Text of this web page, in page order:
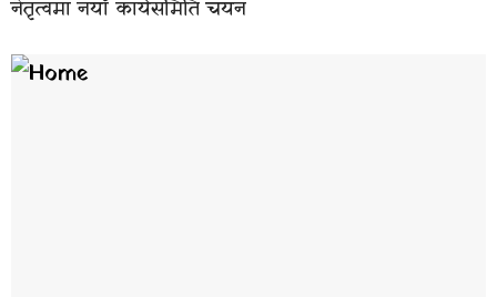
नेतृत्वमा नयाँ कार्यसमिति चयन